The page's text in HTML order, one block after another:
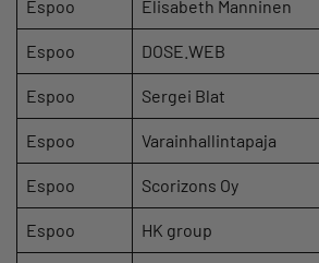
Espoo Elisabeth Manninen
Espoo DOSE.WEB
Espoo Sergei Blat
Espoo Varainhallintapaja
Espoo Scorizons Oy
Espoo HK group